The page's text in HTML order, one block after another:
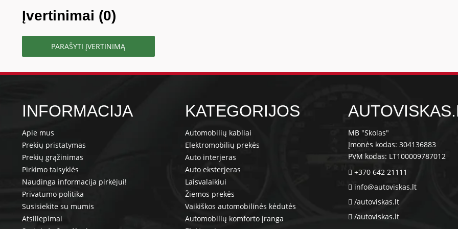
Įvertinimai (0)
PARAŠYTI ĮVERTINIMĄ
INFORMACIJA
Apie mus
Prekių pristatymas
Prekių grąžinimas
Pirkimo taisyklės
Naudinga informacija pirkėjui!
Privatumo politika
Susisiekite su mumis
Atsiliepimai
KATEGORIJOS
Automobilių kabliai
Elektromobilių prekės
Auto interjeras
Auto eksterjeras
Laisvalaikiui
Žiemos prekės
Vaikiškos automobilinės kėdutės
Automobilių komforto įranga
MB "Skolas"
Įmonės kodas: 304136883
PVM kodas: LT100009787012
+370 642 21111
info@autoviskas.lt
/autoviskas.lt
/autoviskas.lt